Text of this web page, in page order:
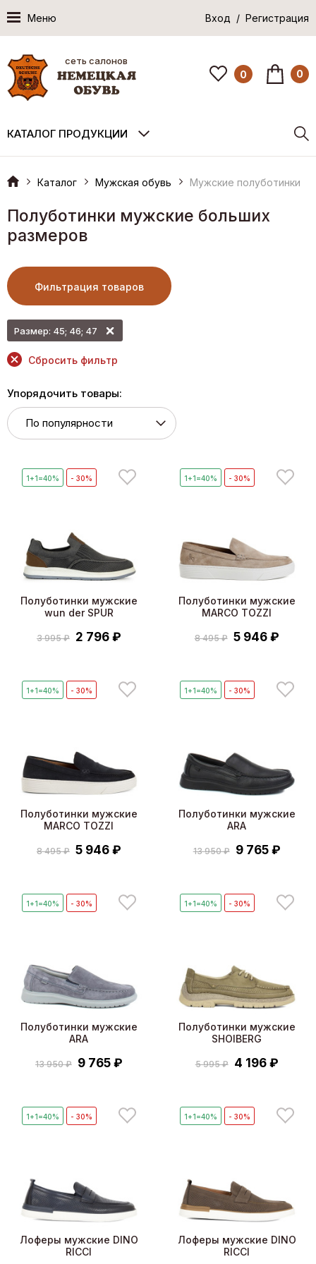
Меню Вход / Регистрация
сеть салонов
0 0
КАТАЛОГ ПРОДУКЦИИ
Каталог Мужская обувь Мужские полуботинки
Полуботинки мужские больших
размеров
Фильтрация товаров
Размер: 45; 46; 47
Сбросить фильтр
Упорядочить товары:
1+1=40% - 30%
Полуботинки мужские
wun der SPUR
3 995 ₽ 2 796 ₽
1+1=40% - 30%
Полуботинки мужские
MARCO TOZZI
8 495 ₽ 5 946 ₽
1+1=40% - 30%
Полуботинки мужские
MARCO TOZZI
8 495 ₽ 5 946 ₽
1+1=40% - 30%
Полуботинки мужские
ARA
13 950 ₽ 9 765 ₽
1+1=40% - 30%
Полуботинки мужские
ARA
13 950 ₽ 9 765 ₽
1+1=40% - 30%
Полуботинки мужские
SHOIBERG
5 995 ₽ 4 196 ₽
1+1=40% - 30%
Лоферы мужские DINO
RICCI
1+1=40% - 30%
Лоферы мужские DINO
RICCI